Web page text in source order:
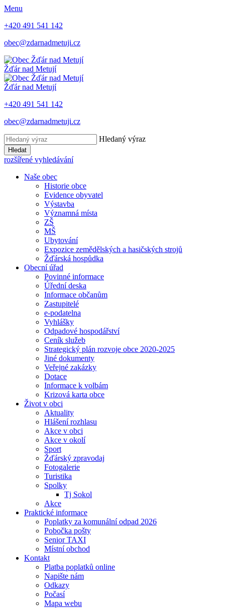
Menu
+420 491 541 142
obec@zdarnadmetuji.cz
Žďár nad Metují
Žďár nad Metují
+420 491 541 142
obec@zdarnadmetuji.cz
Hledaný výraz
Hledat
rozšířené vyhledávání
Naše obec
Historie obce
Evidence obyvatel
Výstavba
Významná místa
ZŠ
MŠ
Ubytování
Expozice zemědělských a hasičských strojů
Žďárská hospůdka
Obecní úřad
Povinné informace
Úřední deska
Informace občanům
Zastupitelé
e-podatelna
Vyhlášky
Odpadové hospodářství
Ceník služeb
Strategický plán rozvoje obce 2020-2025
Jiné dokumenty
Veřejné zakázky
Dotace
Informace k volbám
Krizová karta obce
Život v obci
Aktuality
Hlášení rozhlasu
Akce v obci
Akce v okolí
Sport
Žďárský zpravodaj
Fotogalerie
Turistika
Spolky
Tj Sokol
Akce
Praktické informace
Poplatky za komunální odpad 2026
Pobočka pošty
Senior TAXI
Místní obchod
Kontakt
Platba poplatků online
Napište nám
Odkazy
Počasí
Mapa webu